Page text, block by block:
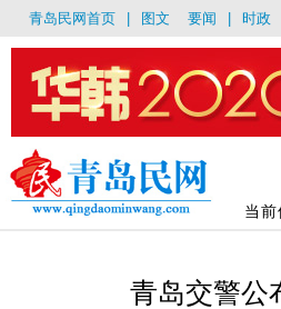
青岛民网首页 图文 要闻 时政
当前
青岛交警公